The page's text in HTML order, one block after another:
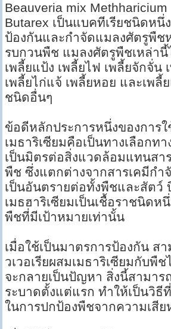
Beauveria mix
Butarex เป็นแบคทีเรียชนิดหนึ่
ป้องกันและกำจัดแมลงศัตรูพืช
รบกวนพืช แมลงศัตรูพืชเหล่า
เพลี้ยแป้ง เพลี้ยไฟ เพลี้ยจักจั่น
เพลี้ยไก่แจ้ เพลี้ยหอย และเพลี้
ชนิดอื่นๆ
ข้อดีหลักประการหนึ่งของการใ
เมธาริเซียมคือเป็นทางเลือกท
เป็นมิตรต่อสิ่งแวดล้อมแทนสา
พืช ซึ่งแตกต่างจากสารเคมีกำ
เป็นอันตรายต่อทั้งพืชและสัตว์
เมธฮาริเซียมเป็นเชื้อราชนิดห
พืชที่มีเป้าหมายเท่านั้น
เมื่อใช้เป็นมาตรการป้องกัน ส
วเวอเรียผสมเมธาริเซียมกับพื
จะกลายเป็นปัญหา สิ่งนี้สามาร
ระบาดตั้งแต่แรก ทำให้เป็นวิธี
ในการปกป้องพืชจากความเสีย